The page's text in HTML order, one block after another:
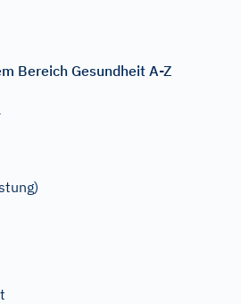
Bereich Gesundheit A-Z